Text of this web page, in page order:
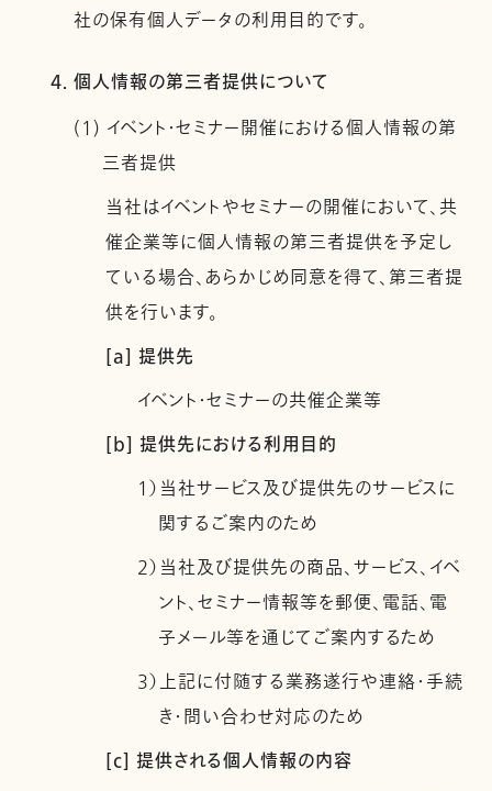
社の保有個人データの利用目的です。
4. 個人情報の第三者提供について
(1) イベント・セミナー開催における個人情報の第
三者提供
当社はイベントやセミナーの開催において、共
催企業等に個人情報の第三者提供を予定し
ている場合、あらかじめ同意を得て、第三者提
供を行います。
[a] 提供先
イベント・セミナーの共催企業等
[b] 提供先における利用目的
1）当社サービス及び提供先のサービスに
関するご案内のため
2）当社及び提供先の商品、サービス、イベ
ント、セミナー情報等を郵便、電話、電
子メール等を通じてご案内するため
3）上記に付随する業務遂行や連絡・手続
き・問い合わせ対応のため
[c] 提供される個人情報の内容